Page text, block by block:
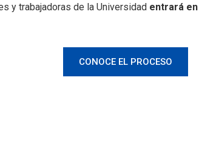
y trabajadoras de la Universidad entrará
CONOCE EL PROCESO